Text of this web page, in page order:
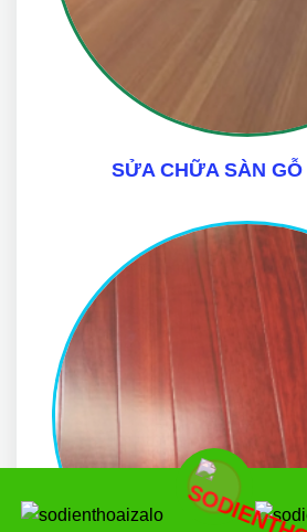
SỬA CHỮA SÀN